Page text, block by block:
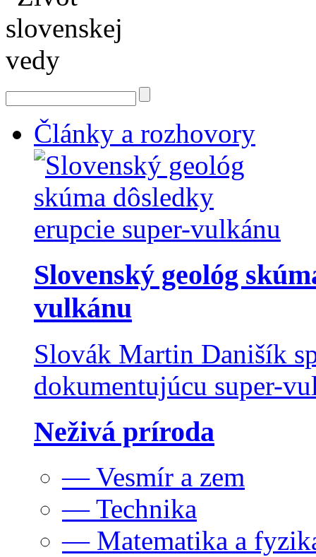
Články a rozhovory
Slovenský geológ
vulkánu
Slovák Martin Danišík
dokumentujúcu super-
Neživá príroda
— Vesmír a zem
— Technika
— Matematika a